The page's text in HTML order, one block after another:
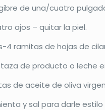
de una/cuatro
ajos – quitar la piel.
4 ramitas de hojas de
de producto o leche
de aceite de oliva
y sal para darle estilo